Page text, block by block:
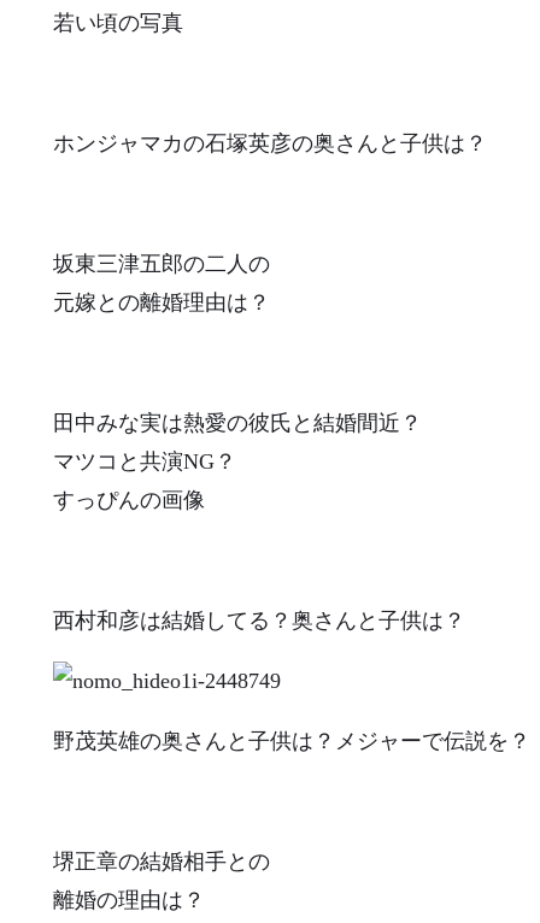
若い頃の写真
ホンジャマカの石塚英彦の奥さんと子供は？
坂東三津五郎の二人の
元嫁との離婚理由は？
田中みな実は熱愛の彼氏と結婚間近？
マツコと共演NG？
すっぴんの画像
西村和彦は結婚してる？奥さんと子供は？
野茂英雄の奥さんと子供は？メジャーで伝説を？
堺正章の結婚相手との
離婚の理由は？